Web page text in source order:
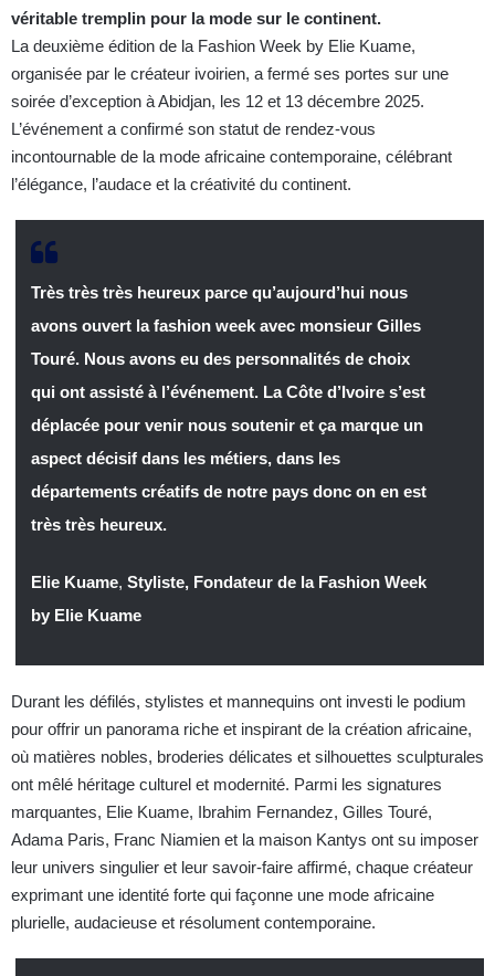
véritable tremplin pour la mode sur le continent.
La deuxième édition de la Fashion Week by Elie Kuame,
organisée par le créateur ivoirien, a fermé ses portes sur une
soirée d’exception à Abidjan, les 12 et 13 décembre 2025.
L’événement a confirmé son statut de rendez-vous
incontournable de la mode africaine contemporaine, célébrant
l’élégance, l’audace et la créativité du continent.
Très très très heureux parce qu’aujourd’hui nous
avons ouvert la fashion week avec monsieur Gilles
Touré. Nous avons eu des personnalités de choix
qui ont assisté à l’événement. La Côte d’Ivoire s’est
déplacée pour venir nous soutenir et ça marque un
aspect décisif dans les métiers, dans les
départements créatifs de notre pays donc on en est
très très heureux.
Elie Kuame, Styliste, Fondateur de la Fashion Week
by Elie Kuame
Durant les défilés, stylistes et mannequins ont investi le podium
pour offrir un panorama riche et inspirant de la création africaine,
où matières nobles, broderies délicates et silhouettes sculpturales
ont mêlé héritage culturel et modernité. Parmi les signatures
marquantes, Elie Kuame, Ibrahim Fernandez, Gilles Touré,
Adama Paris, Franc Niamien et la maison Kantys ont su imposer
leur univers singulier et leur savoir-faire affirmé, chaque créateur
exprimant une identité forte qui façonne une mode africaine
plurielle, audacieuse et résolument contemporaine.